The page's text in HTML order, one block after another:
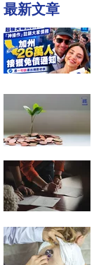
最新文章